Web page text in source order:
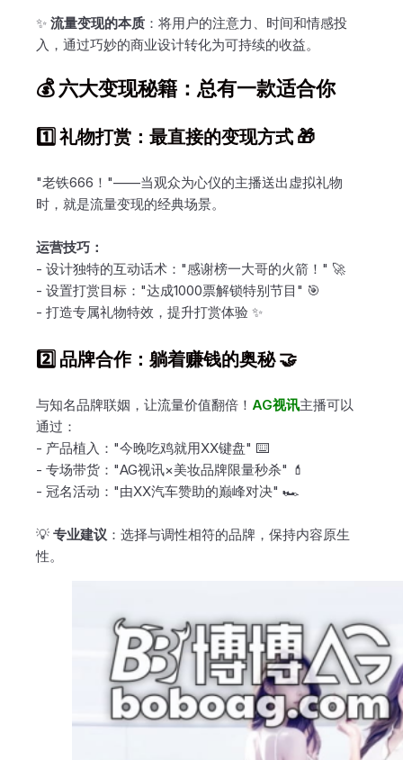
✨流量变现的本质 ：将用户的注意力、时间和情感投
入，通过巧妙的商业设计转化为可持续的收益。
💰 六大变现秘籍：总有一款适合你
1️⃣ 礼物打赏：最直接的变现方式 🎁
"老铁666！"——当观众为心仪的主播送出虚拟礼物
时，就是流量变现的经典场景。
运营技巧：
- 设计独特的互动话术："感谢榜一大哥的火箭！" 🚀
- 设置打赏目标："达成1000票解锁特别节目" 🎯
- 打造专属礼物特效，提升打赏体验 ✨
2️⃣ 品牌合作：躺着赚钱的奥秘 🤝
与知名品牌联姻，让流量价值翻倍！ AG视讯主播可以
通过：
- 产品植入："今晚吃鸡就用XX键盘" ⌨️
- 专场带货："AG视讯×美妆品牌限量秒杀" 💄
- 冠名活动："由XX汽车赞助的巅峰对决" 🏎️
💡专业建议 ：选择与调性相符的品牌，保持内容原生
性。